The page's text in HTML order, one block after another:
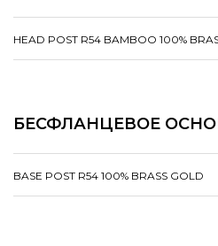
HEAD POST R54 BAMBOO 100%
БЕСФЛАНЦЕВОЕ
BASE POST R54 100% BRASS GOLD